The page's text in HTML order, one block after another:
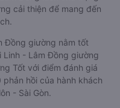
cải thiện để mang đến
Đồng giường nằm tốt
Linh - Lâm Đồng giường
Tốt với điểm đánh giá
hồi của hành khách
- Sài Gòn.